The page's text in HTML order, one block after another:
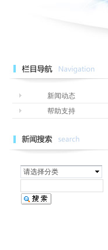
新闻动态
帮助支持
请选择分类